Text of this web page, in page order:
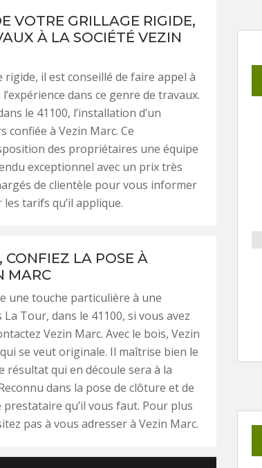
VOTRE GRILLAGE RIGIDE,
À LA SOCIÉTÉ VEZIN
il est conseillé de faire appel à
dans ce genre de travaux.
le 41100, l’installation d’un
à Vezin Marc. Ce
des propriétaires une équipe
exceptionnel avec un prix très
de clientèle pour vous informer
tarifs qu’il applique.
CONFIEZ LA POSE À
MARC
une touche particulière à une
Tour, dans le 41100, si vous avez
Vezin Marc. Avec le bois, Vezin
se veut originale. Il maîtrise bien le
résultat qui en découle sera à la
dans la pose de clôture et de
qu’il vous faut. Pour plus
pas à vous adresser à Vezin Marc.